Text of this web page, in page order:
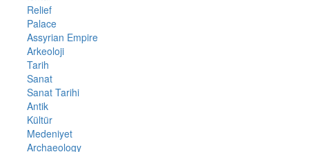
Relief
Palace
Assyrian Empire
Arkeoloji
Tarih
Sanat
Sanat Tarihi
Antik
Kültür
Medeniyet
Archaeology